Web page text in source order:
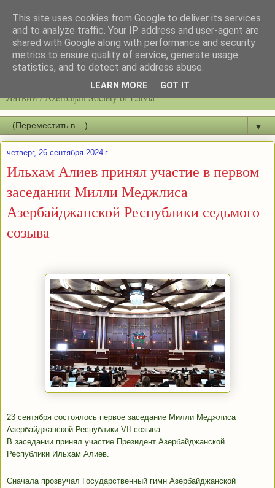
Latvijas azerbaidžāņu biedrību / Общество азербайджанцев
Латвии / Azerbaijan Society of Latvia
▼
четверг, 26 сентября 2024 г.
Ильхам Алиев принял участие в первом
заседании Милли Меджлиса
Азербайджанской Республики седьмого
созыва
23 сентября состоялось первое заседание Милли Меджлиса
Азербайджанской Республики VII созыва.
В заседании принял участие Президент Азербайджанской
Республики Ильхам Алиев.
Сначала прозвучал Государственный гимн Азербайджанской
This site uses cookies from Google to deliver its services
and to analyze traffic. Your IP address and user-agent are
shared with Google along with performance and security
metrics to ensure quality of service, generate usage
statistics, and to detect and address abuse.
LEARN MORE GOT IT